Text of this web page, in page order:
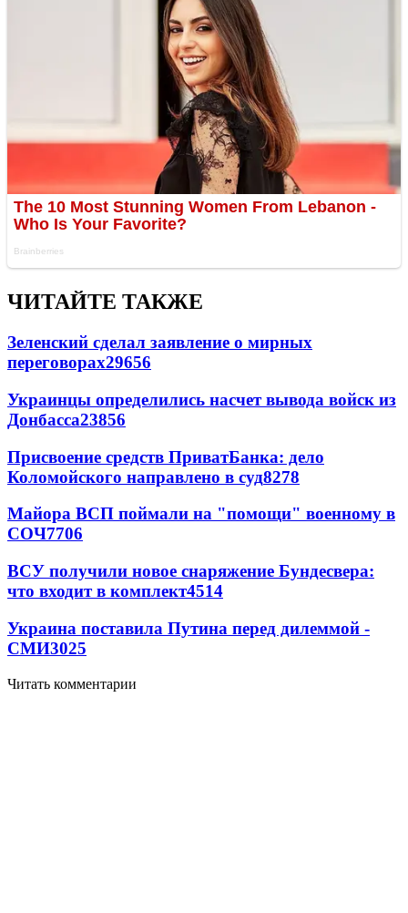
ЧИТАЙТЕ ТАКЖЕ
Зеленский сделал заявление о мирных
переговорах29656
Украинцы определились насчет вывода войск из
Донбасса23856
Присвоение средств ПриватБанка: дело
Коломойского направлено в суд8278
Майора ВСП поймали на "помощи" военному в
СОЧ7706
ВСУ получили новое снаряжение Бундесвера:
что входит в комплект4514
Украина поставила Путина перед дилеммой -
СМИ3025
Читать комментарии